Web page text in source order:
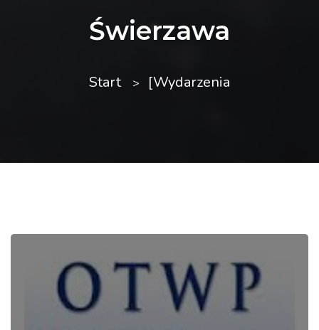
Świerzawa
Start [Wydarzenia